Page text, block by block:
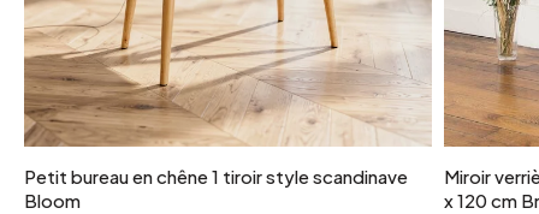
Petit bureau en chêne 1 tiroir style scandinave
Bloom
Miroir
x 120 cm